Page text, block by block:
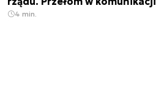
4 min.